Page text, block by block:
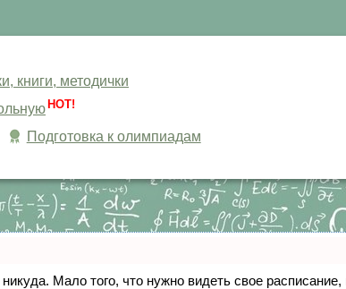
книги, методички
HOT!
Подготовка к олимпиадам
Мало того, что нужно видеть свое